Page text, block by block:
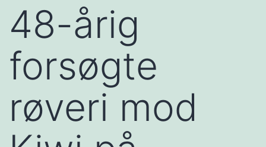
48-årig
forsøgte
røveri mod